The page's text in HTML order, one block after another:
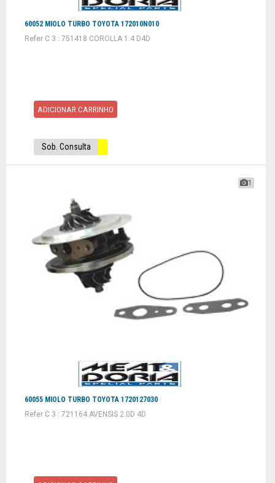
60052 MIOLO TURBO TOYOTA 172010N010
Refer C 3 : 751418 COROLLA 1.4 D4D
ADICIONAR CARRINHO
Sob. Consulta
1
60055 MIOLO TURBO TOYOTA 1720127030
Refer C 3 : 721164 AVENSIS 2.0D 4D